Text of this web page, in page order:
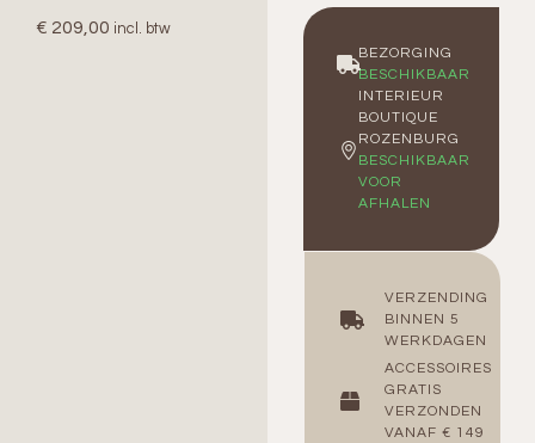
€ 209,00 incl. btw
BEZORGING
BESCHIKBAAR
INTERIEUR
BOUTIQUE
ROZENBURG
BESCHIKBAAR
VOOR
AFHALEN
VERZENDING
BINNEN 5
WERKDAGEN
ACCESSOIRES
GRATIS
VERZONDEN
VANAF € 149